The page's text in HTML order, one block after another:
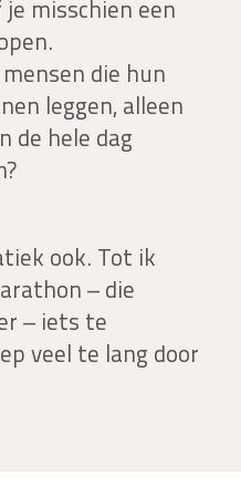
misschien een
die hun
leggen, alleen
de hele dag
ook. Tot ik
– die
– iets te
veel te lang door